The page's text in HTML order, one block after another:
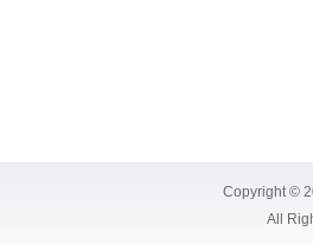
Copyright ©
All